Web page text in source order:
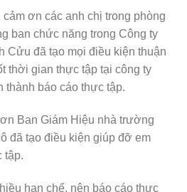
ơn các anh chị trong phòng
ban chức năng trong Công ty
Cửu đã tạo mọi điều kiện thuận
thời gian thực tập tại công ty
báo cáo thực tập.
Ban Giám Hiệu nhà trường
đã tạo điều kiện giúp đỡ em
tập.
hạn chế, nên báo cáo thực